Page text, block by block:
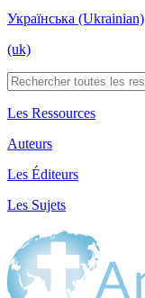
Українська (Ukrainian)
(uk)
Les Ressources
Auteurs
Les Éditeurs
Les Sujets